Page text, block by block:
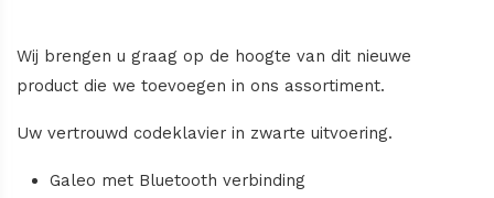
Wij brengen u graag op de hoogte van dit nieuwe
product die we toevoegen in ons assortiment.
Uw vertrouwd codeklavier in zwarte uitvoering.
Galeo met Bluetooth verbinding